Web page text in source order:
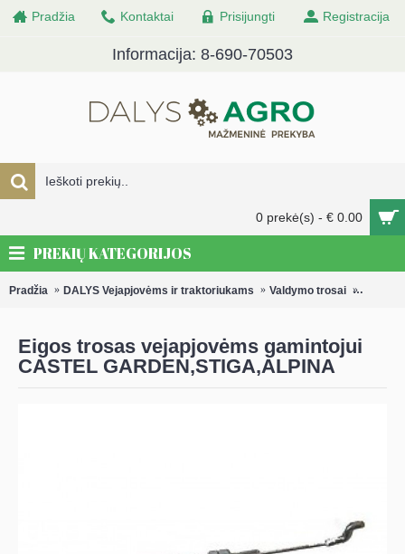
Pradžia Kontaktai Prisijungti Registracija
Informacija: 8-690-70503
0 prekė(s) - € 0.00
PREKIŲ KATEGORIJOS
Pradžia DALYS Vejapjovėms ir traktoriukams Valdymo trosai
Eigos trosas vejapjovėms gamintojui
CASTEL GARDEN,STIGA,ALPINA